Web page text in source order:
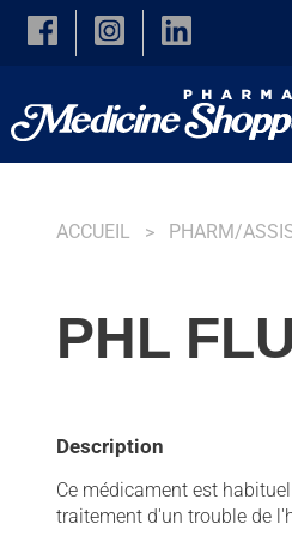
Skip to main content
ACCUEIL PHARM/
PHL
Description
Ce médicament est
traitement d'un trouble de